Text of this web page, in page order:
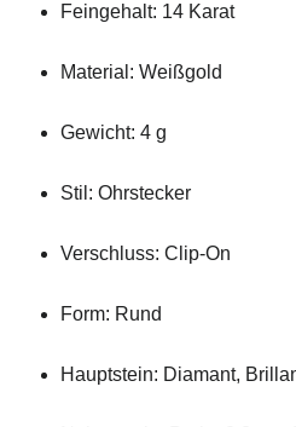
Feingehalt: 14 Karat
Material: Weißgold
Gewicht: 4 g
Stil: Ohrstecker
Verschluss: Clip-On
Form: Rund
Hauptstein: Diamant,